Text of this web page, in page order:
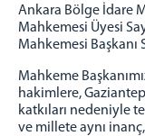
ŞANLIURFA
2 İDARE
3 İDARE
Ankara Bölge İdare
Mahkemesi Üyesi
Mahkemesi Başkanı
Mahkeme
hakimlere,
katkıları nedeniyle
ve millete aynı